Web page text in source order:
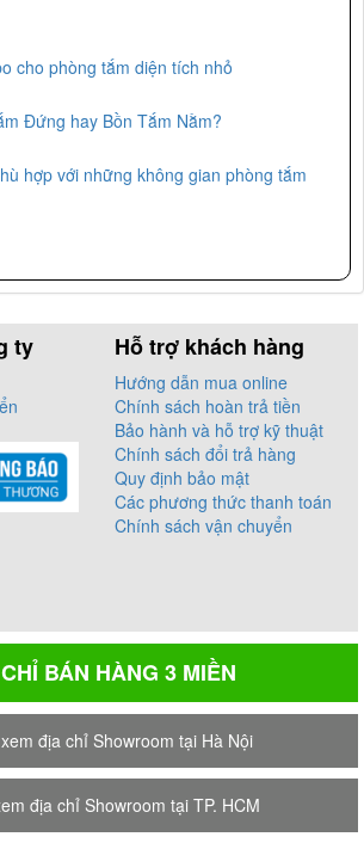
cho phòng tắm diện tích nhỏ
Đứng hay Bồn Tắm Nằm?
hợp với những không gian phòng tắm
ty Hỗ trợ khách hàng
Hướng dẫn mua online
Chính sách hoàn trả tiền
Bảo hành và hỗ trợ kỹ thuật
Chính sách đổi trả hàng
Quy định bảo mật
Các phương thức thanh toán
Chính sách vận chuyển
BÁN HÀNG 3 MIỀN
địa chỉ Showroom tại Hà Nội
địa chỉ Showroom tại TP. HCM